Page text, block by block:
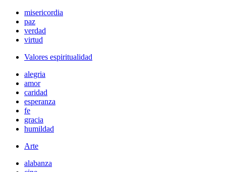
misericordia
paz
verdad
virtud
Valores espiritualidad
alegria
amor
caridad
esperanza
fe
gracia
humildad
Arte
alabanza